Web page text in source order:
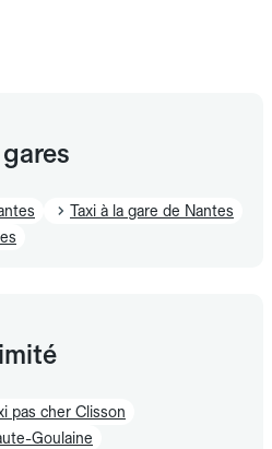
Taxi à la gare de Nantes
pas cher Clisson
Goulaine